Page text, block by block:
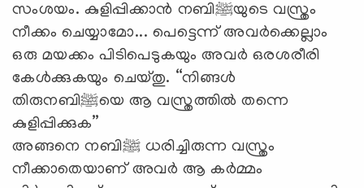
സംശയം. കുളിപ്പിക്കാന്‍ നബിﷺയുടെ വസ്ത്രം
നീക്കം ചെയ്യാമോ... പെട്ടെന്ന് അവര്‍ക്കെല്ലാം
ഒരു മയക്കം പിടിപെടുകയും അവര്‍ ഒരശരീരി
കേള്‍ക്കുകയും ചെയ്തു. “നിങ്ങള്‍
തിരുനബിﷺയെ ആ വസ്ത്രത്തില്‍ തന്നെ
കുളിപ്പിക്കുക”
അങ്ങനെ നബിﷺ ധരിച്ചിരുന്ന വസ്ത്രം
നീക്കാതെയാണ് അവര്‍ ആ കര്‍മ്മം